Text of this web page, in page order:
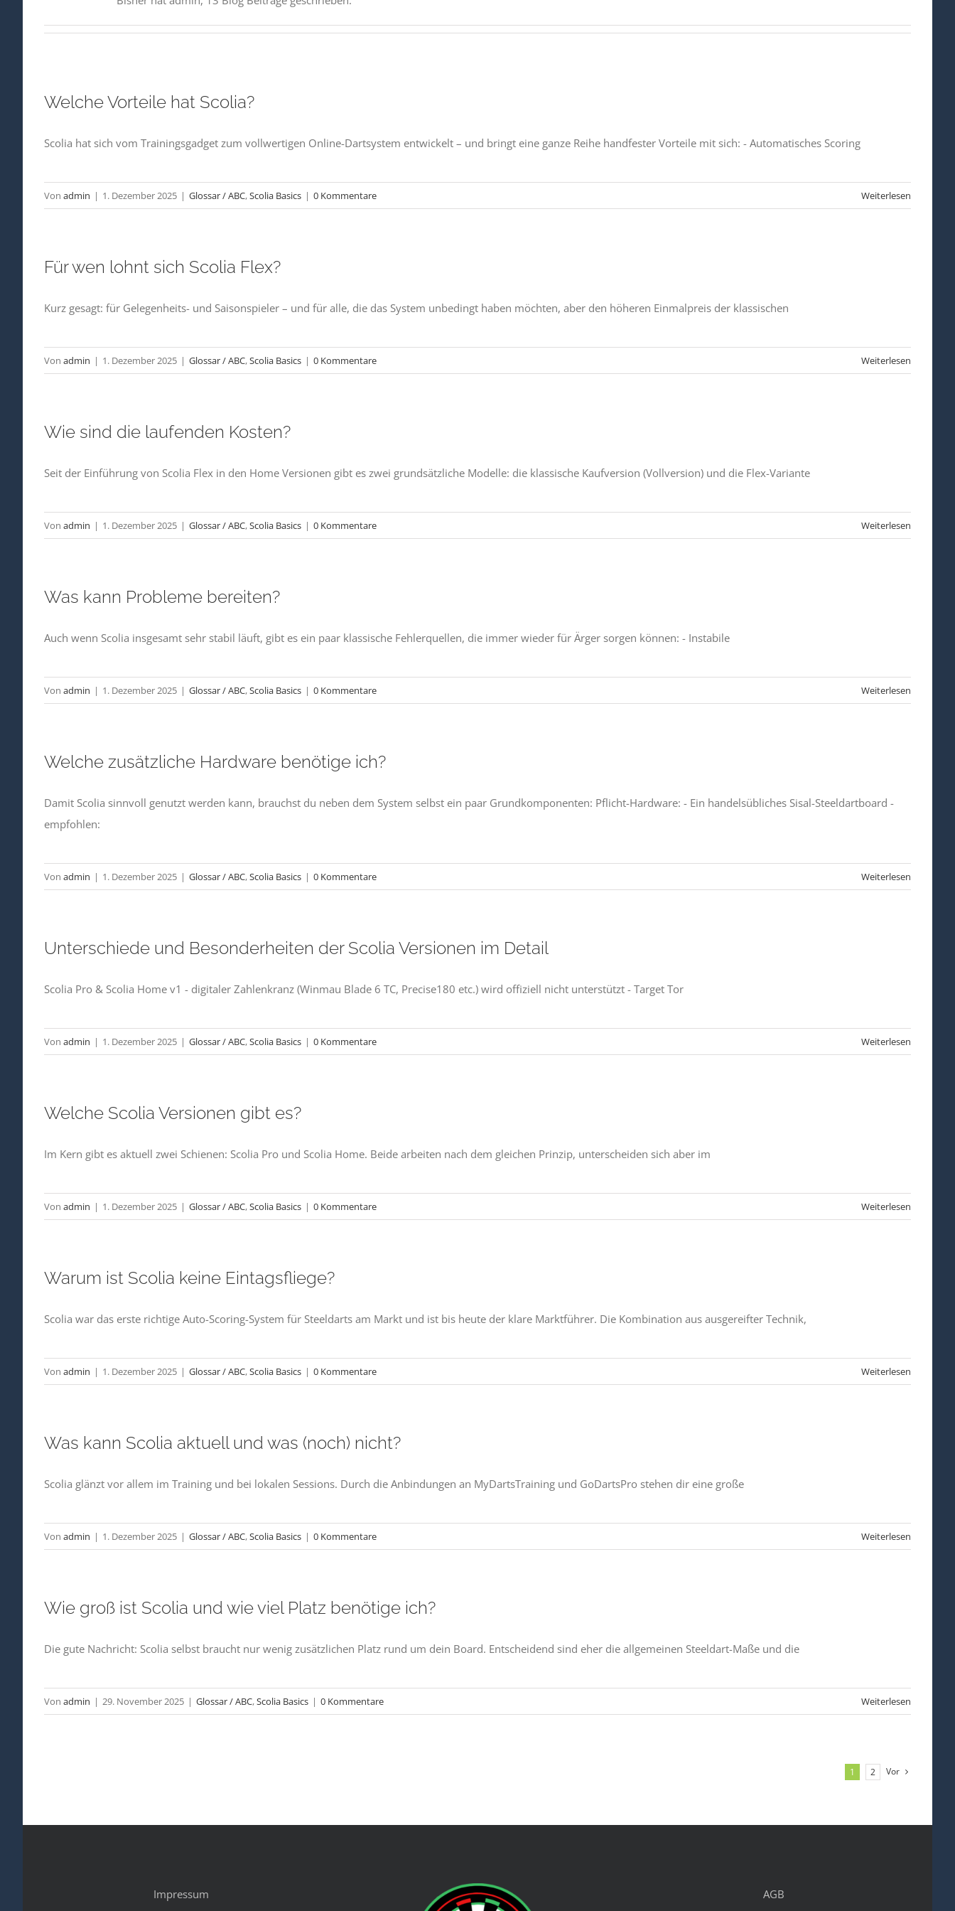
Welche Vorteile hat Scolia?
Scolia hat sich vom Trainingsgadget zum vollwertigen Online-Dartsystem entwickelt – und bringt eine ganze Reihe handfester Vorteile mit sich: - Automatisches Scoring
Von admin | 1. Dezember 2025 | Glossar / ABC,Scolia Basics | 0 Kommentare Weiterlesen
Für wen lohnt sich Scolia Flex?
Kurz gesagt: für Gelegenheits- und Saisonspieler – und für alle, die das System unbedingt haben möchten, aber den höheren Einmalpreis der klassischen
Von admin | 1. Dezember 2025 | Glossar / ABC,Scolia Basics | 0 Kommentare Weiterlesen
Wie sind die laufenden Kosten?
Seit der Einführung von Scolia Flex in den Home Versionen gibt es zwei grundsätzliche Modelle: die klassische Kaufversion (Vollversion) und die Flex-Variante
Von admin | 1. Dezember 2025 | Glossar / ABC,Scolia Basics | 0 Kommentare Weiterlesen
Was kann Probleme bereiten?
Auch wenn Scolia insgesamt sehr stabil läuft, gibt es ein paar klassische Fehlerquellen, die immer wieder für Ärger sorgen können: - Instabile
Von admin | 1. Dezember 2025 | Glossar / ABC,Scolia Basics | 0 Kommentare Weiterlesen
Welche zusätzliche Hardware benötige ich?
Damit Scolia sinnvoll genutzt werden kann, brauchst du neben dem System selbst ein paar Grundkomponenten: Pflicht-Hardware: - Ein handelsübliches Sisal-Steeldartboard -
empfohlen:
Von admin | 1. Dezember 2025 | Glossar / ABC,Scolia Basics | 0 Kommentare Weiterlesen
Unterschiede und Besonderheiten der Scolia Versionen im Detail
Scolia Pro & Scolia Home v1 - digitaler Zahlenkranz (Winmau Blade 6 TC, Precise180 etc.) wird offiziell nicht unterstützt - Target Tor
Von admin | 1. Dezember 2025 | Glossar / ABC,Scolia Basics | 0 Kommentare Weiterlesen
Welche Scolia Versionen gibt es?
Im Kern gibt es aktuell zwei Schienen: Scolia Pro und Scolia Home. Beide arbeiten nach dem gleichen Prinzip, unterscheiden sich aber im
Von admin | 1. Dezember 2025 | Glossar / ABC,Scolia Basics | 0 Kommentare Weiterlesen
Warum ist Scolia keine Eintagsfliege?
Scolia war das erste richtige Auto-Scoring-System für Steeldarts am Markt und ist bis heute der klare Marktführer. Die Kombination aus ausgereifter Technik,
Von admin | 1. Dezember 2025 | Glossar / ABC,Scolia Basics | 0 Kommentare Weiterlesen
Was kann Scolia aktuell und was (noch) nicht?
Scolia glänzt vor allem im Training und bei lokalen Sessions. Durch die Anbindungen an MyDartsTraining und GoDartsPro stehen dir eine große
Von admin | 1. Dezember 2025 | Glossar / ABC,Scolia Basics | 0 Kommentare Weiterlesen
Wie groß ist Scolia und wie viel Platz benötige ich?
Die gute Nachricht: Scolia selbst braucht nur wenig zusätzlichen Platz rund um dein Board. Entscheidend sind eher die allgemeinen Steeldart-Maße und die
Von admin | 29. November 2025 | Glossar / ABC,Scolia Basics | 0 Kommentare Weiterlesen
1 2 Vor
Impressum
AGB